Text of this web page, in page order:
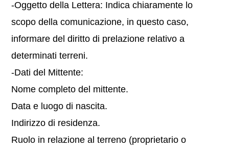
-Oggetto della Lettera: Indica chiaramente lo
scopo della comunicazione, in questo caso,
informare del diritto di prelazione relativo a
determinati terreni.
-Dati del Mittente:
Nome completo del mittente.
Data e luogo di nascita.
Indirizzo di residenza.
Ruolo in relazione al terreno (proprietario o